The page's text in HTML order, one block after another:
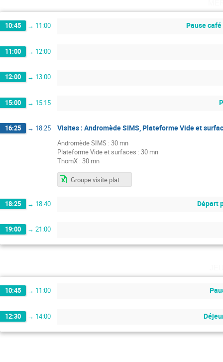
10:45 → 11:00 Pause café
11:00 → 12:00
12:00 → 13:00
15:00 → 15:15
16:25 → 18:25 Visites : Andromède SIMS, Plateforme Vide et
Andromède SIMS : 30 mn
Plateforme Vide et surfaces : 30 mn
ThomX : 30 mn
Groupe visite plateformes.xlsx
18:25 → 18:40 Départ
19:00 → 21:00
10:45 → 11:00
12:30 → 14:00